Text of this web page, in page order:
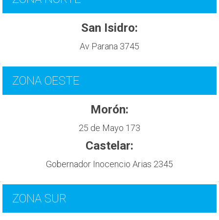
San Isidro:
Av Parana 3745
ZONA OESTE
Morón:
25 de Mayo 173
Castelar:
Gobernador Inocencio Arias 2345
ZONA SUR